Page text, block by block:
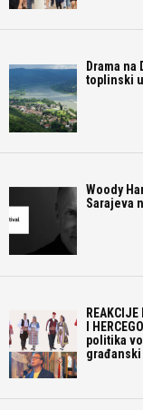
Drama
toplinski
Woody
Sarajeva
I
politika